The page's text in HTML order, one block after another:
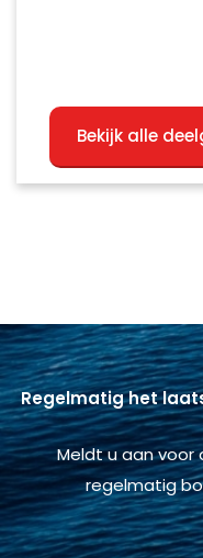
Bekijk alle
Regelmatig het
Meldt u aan voor
regelmatig